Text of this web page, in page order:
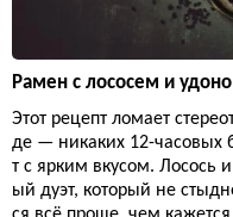
Рамен с лососем и
Этот рецепт ломает
де — никаких 12-часовых
т с ярким вкусом. Лосось
ый дуэт, который не